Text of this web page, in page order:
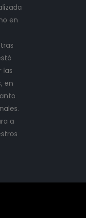
en
las
en
a